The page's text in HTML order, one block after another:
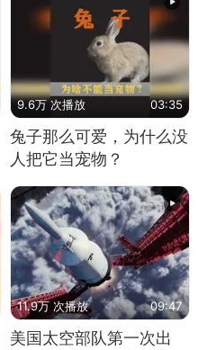
9.6万 次播放 03:35
兔子那么可爱，为什么没
人把它当宠物？
11.9万 次播放 09:47
美国太空部队第一次出